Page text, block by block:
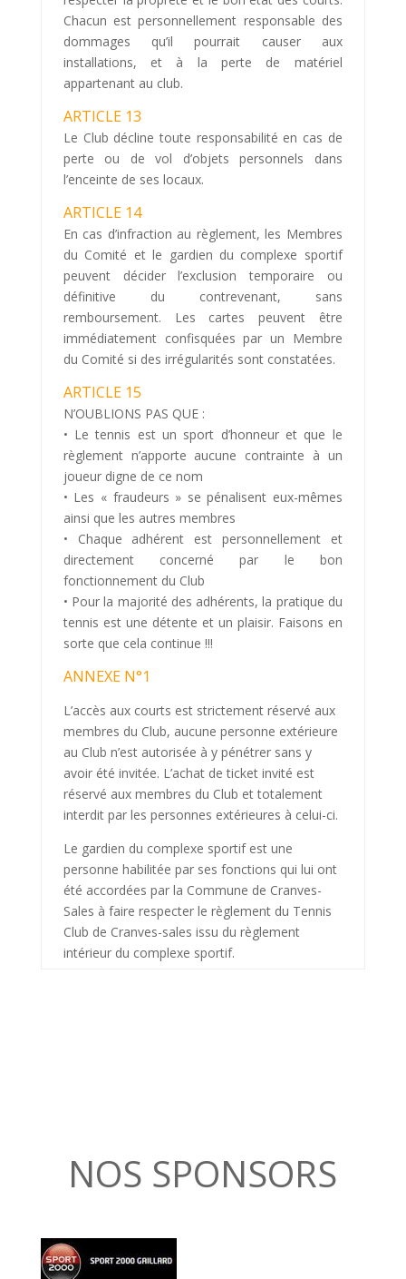
Chacun est personnellement responsable des
dommages qu’il pourrait causer aux
installations, et à la perte de matériel
appartenant au club.
ARTICLE 13
Le Club décline toute responsabilité en cas de
perte ou de vol d’objets personnels dans
l’enceinte de ses locaux.
ARTICLE 14
En cas d’infraction au règlement, les Membres
du Comité et le gardien du complexe sportif
peuvent décider l’exclusion temporaire ou
définitive du contrevenant, sans
remboursement. Les cartes peuvent être
immédiatement confisquées par un Membre
du Comité si des irrégularités sont constatées.
ARTICLE 15
N’OUBLIONS PAS QUE :
• Le tennis est un sport d’honneur et que le
règlement n’apporte aucune contrainte à un
joueur digne de ce nom
• Les « fraudeurs » se pénalisent eux-mêmes
ainsi que les autres membres
• Chaque adhérent est personnellement et
directement concerné par le bon
fonctionnement du Club
• Pour la majorité des adhérents, la pratique du
tennis est une détente et un plaisir. Faisons en
sorte que cela continue !!!
ANNEXE N°1
L’accès aux courts est strictement réservé aux
membres du Club, aucune personne extérieure
au Club n’est autorisée à y pénétrer sans y
avoir été invitée. L’achat de ticket invité est
réservé aux membres du Club et totalement
interdit par les personnes extérieures à celui-ci.
Le gardien du complexe sportif est une
personne habilitée par ses fonctions qui lui ont
été accordées par la Commune de Cranves-
Sales à faire respecter le règlement du Tennis
Club de Cranves-sales issu du règlement
intérieur du complexe sportif.
NOS SPONSORS